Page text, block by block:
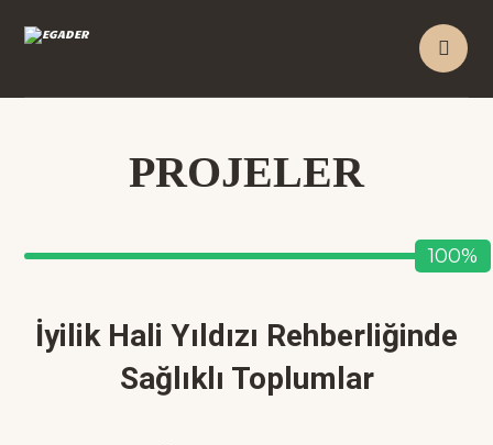
PROJELER
100%
İyilik Hali Yıldızı Rehberliğinde
Sağlıklı Toplumlar